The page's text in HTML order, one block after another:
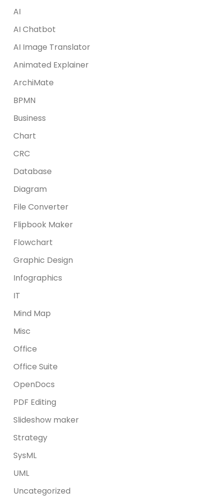
AI
AI Chatbot
AI Image Translator
Animated Explainer
ArchiMate
BPMN
Business
Chart
CRC
Database
Diagram
File Converter
Flipbook Maker
Flowchart
Graphic Design
Infographics
IT
Mind Map
Misc
Office
Office Suite
OpenDocs
PDF Editing
Slideshow maker
Strategy
SysML
UML
Uncategorized